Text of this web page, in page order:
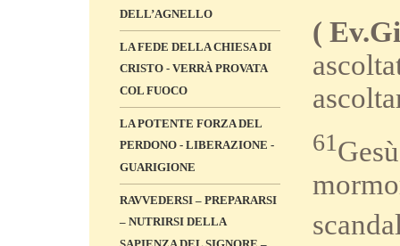
DELL’AGNELLO
LA FEDE DELLA CHIESA DI
CRISTO - VERRÀ PROVATA
COL FUOCO
LA POTENTE FORZA DEL
PERDONO - LIBERAZIONE -
GUARIGIONE
RAVVEDERSI – PREPARARSI
– NUTRIRSI DELLA
(
61